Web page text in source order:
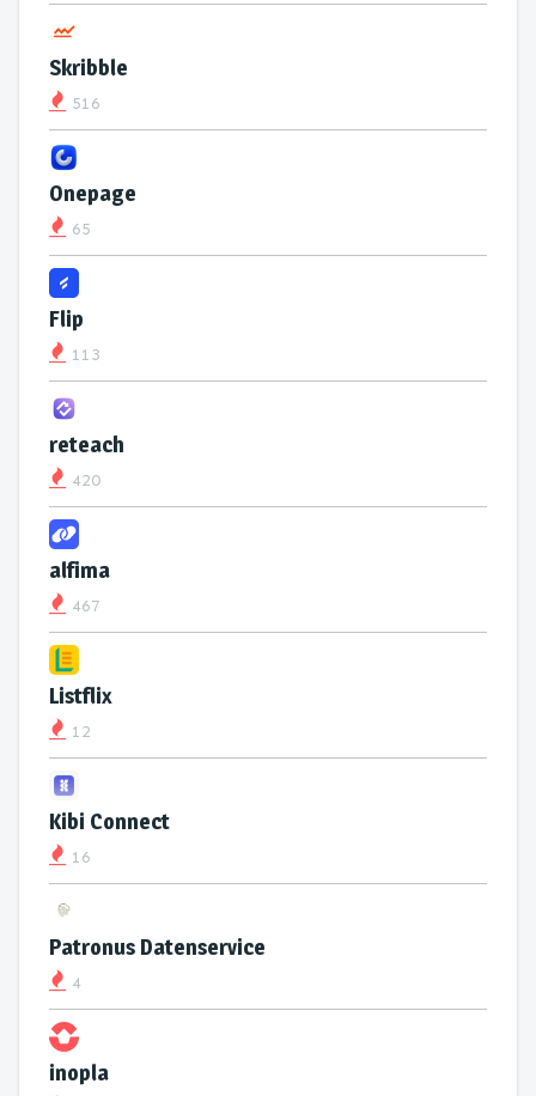
Skribble
516
Onepage
65
Flip
113
reteach
420
alfima
467
Listflix
12
Kibi Connect
16
Patronus Datenservice
4
inopla